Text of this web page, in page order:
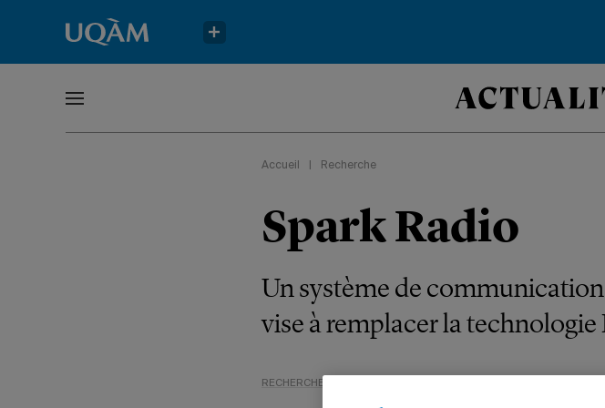
Accueil Recherche
Spark Radio
Un système de
vise à remplacer la
RECHERCHE